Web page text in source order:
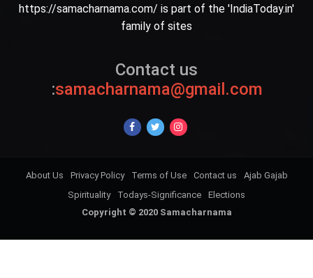
https://samacharnama.com/ is part of the 'IndiaToday.in'
family of sites
Contact us
:samacharnama@gmail.com
Copyright © 2020 Samacharnama
About Us Privacy Policy Terms of Use Contact us
Ajab Gajab
Spirituality
Todays-Significance Elections